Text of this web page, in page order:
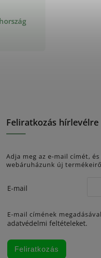
Feliratkozás hírlevélre
Adja meg az e-mail címét,
webáruházunk új
E-mail
E-mail címének
adatvédelmi feltételeket.
Feliratkozás